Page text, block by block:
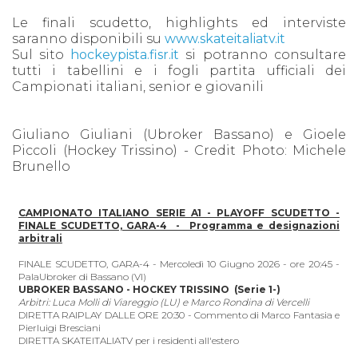
Le finali scudetto, highlights ed interviste
saranno disponibili su www.skateitaliatv.it
Sul sito
hockeypista.fisr.it si potranno consultare
tutti i tabellini e i fogli partita ufficiali dei
Campionati italiani, senior e giovanili
Giuliano Giuliani (Ubroker Bassano) e Gioele
Piccoli (Hockey Trissino) - Credit Photo: Michele
Brunello
CAMPIONATO ITALIANO SERIE A1 - PLAYOFF SCUDETTO -
FINALE SCUDETTO, GARA-4 -
Programma e designazioni
arbitrali
FINALE SCUDETTO, GARA-4 - Mercoledì 10 Giugno 2026 - ore 20:45 -
PalaUbroker di Bassano (VI)
UBROKER BASSANO - HOCKEY TRISSINO (Serie 1-)
Arbitri: Luca Molli di Viareggio (LU) e Marco Rondina di Vercelli
DIRETTA RAIPLAY DALLE ORE 20:30 - Commento di Marco Fantasia e
Pierluigi Bresciani
DIRETTA SKATEITALIATV per i residenti all'estero